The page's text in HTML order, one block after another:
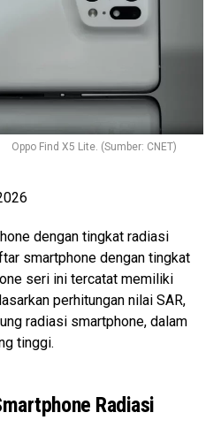
Oppo Find X5 Lite. (Sumber: CNET)
dengan tingkat radiasi
smartphone dengan tingkat
seri ini tercatat memiliki
perhitungan nilai SAR,
radiasi smartphone, dalam
tinggi.
Radiasi